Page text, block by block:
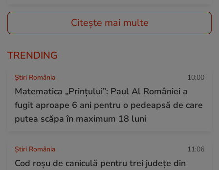
Citește mai multe
TRENDING
Știri România 10:00
Matematica „Prințului”: Paul Al României a
fugit aproape 6 ani pentru o pedeapsă de care
putea scăpa în maximum 18 luni
Știri România 11:06
Cod roșu de caniculă pentru trei județe din